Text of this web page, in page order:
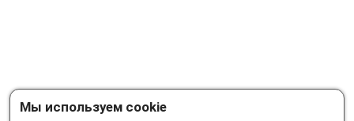
Мы используем cookie